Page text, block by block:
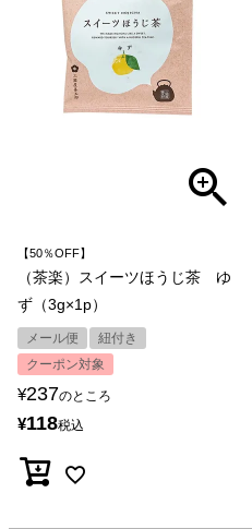
【50％OFF】
（茶楽）スイーツほうじ茶 ゆ
ず（3g×1p）
メール便
紐付き
クーポン対象
¥237のところ
¥118税込